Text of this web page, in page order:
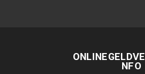
NFO